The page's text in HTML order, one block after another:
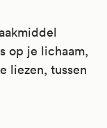
op je lichaam,
liezen, tussen